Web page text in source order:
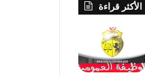
الأكثر قراءة